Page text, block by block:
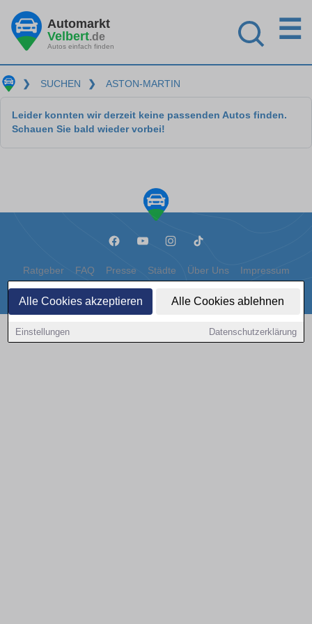
Alle Cookies akzeptieren Alle Cookies ablehnen
Einstellungen Datenschutzerklärung
Automarkt
Velbert.de
Autos einfach finden
☰
❯ SUCHEN ❯ ASTON-MARTIN
Leider konnten wir derzeit keine passenden Autos finden.
Schauen Sie bald wieder vorbei!
Ratgeber FAQ Presse Städte Über Uns Impressum
Datenschutz Cookies
Copyright © 2000 - 2026 | 1A Infosysteme GmbH | Content by: 1a-sites-autos